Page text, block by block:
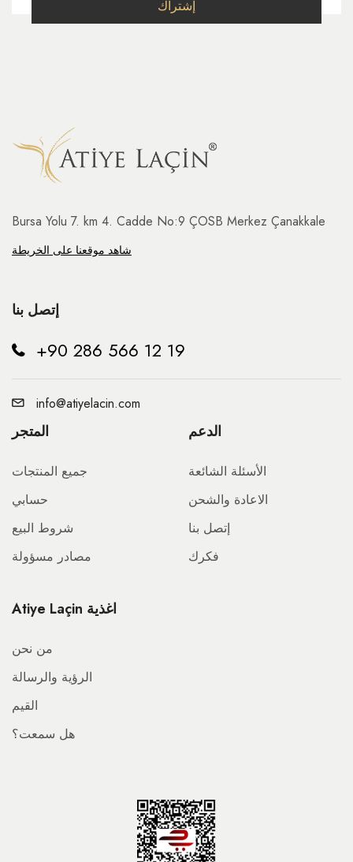
Bursa Yolu 7. km 4. Cadde No:9 ÇOSB Merkez Çanakkale
شاهد موقعنا على الخريطة
إتصل بنا
+90 286 566 12 19
info@atiyelacin.com
المتجر
جميع المنتجات
حسابي
شروط البيع
مصادر مسؤولة
الدعم
الأسئلة الشائعة
الاعادة والشحن
إتصل بنا
فكرك
Atiye Laçin اغذية
من نحن
الرؤية والرسالة
القيم
هل سمعت؟